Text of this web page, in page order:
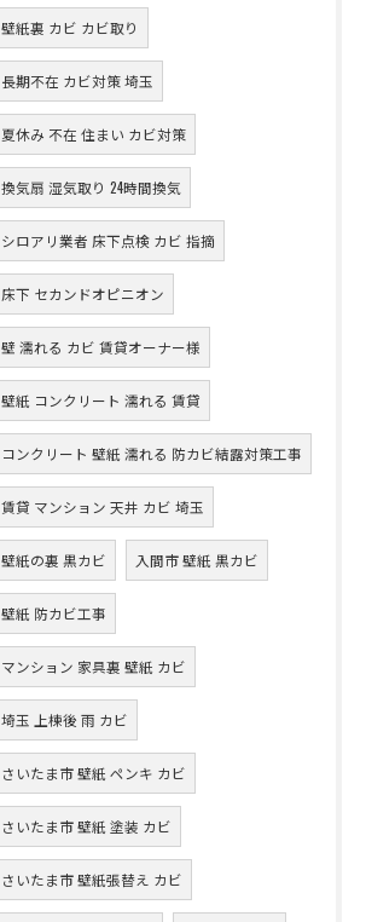
壁紙裏 カビ カビ取り
長期不在 カビ対策 埼玉
夏休み 不在 住まい カビ対策
換気扇 湿気取り 24時間換気
シロアリ業者 床下点検 カビ 指摘
床下 セカンドオピニオン
壁 濡れる カビ 賃貸オーナー様
壁紙 コンクリート 濡れる 賃貸
コンクリート 壁紙 濡れる 防カビ結露対策工事
賃貸 マンション 天井 カビ 埼玉
壁紙の裏 黒カビ 入間市 壁紙 黒カビ
壁紙 防カビ工事
マンション 家具裏 壁紙 カビ
埼玉 上棟後 雨 カビ
さいたま市 壁紙 ペンキ カビ
さいたま市 壁紙 塗装 カビ
さいたま市 壁紙張替え カビ